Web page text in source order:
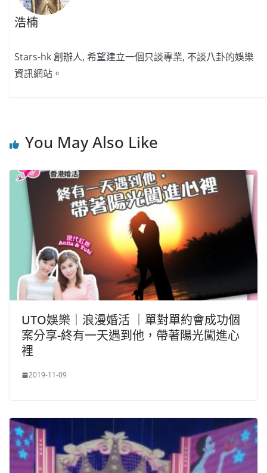
浩楠
Stars-hk 創辦人, 希望建立一個只談專業, 不談八卦的娛樂
資訊網站。
You May Also Like
UTO娛樂｜浪漫婚活 ｜單對單約會成功個
案分享-終有一天遇到他，帶著陽光闖進心
裡
2019-11-09